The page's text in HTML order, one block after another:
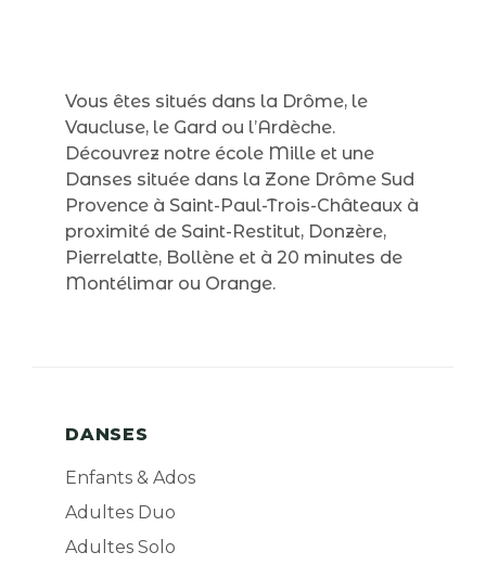
Vous êtes situés dans la Drôme, le
Vaucluse, le Gard ou l’Ardèche.
Découvrez notre école Mille et une
Danses située dans la Zone Drôme Sud
Provence à Saint-Paul-Trois-Châteaux à
proximité de Saint-Restitut, Donzère,
Pierrelatte, Bollène et à 20 minutes de
Montélimar ou Orange.
DANSES
Enfants & Ados
Adultes Duo
Adultes Solo